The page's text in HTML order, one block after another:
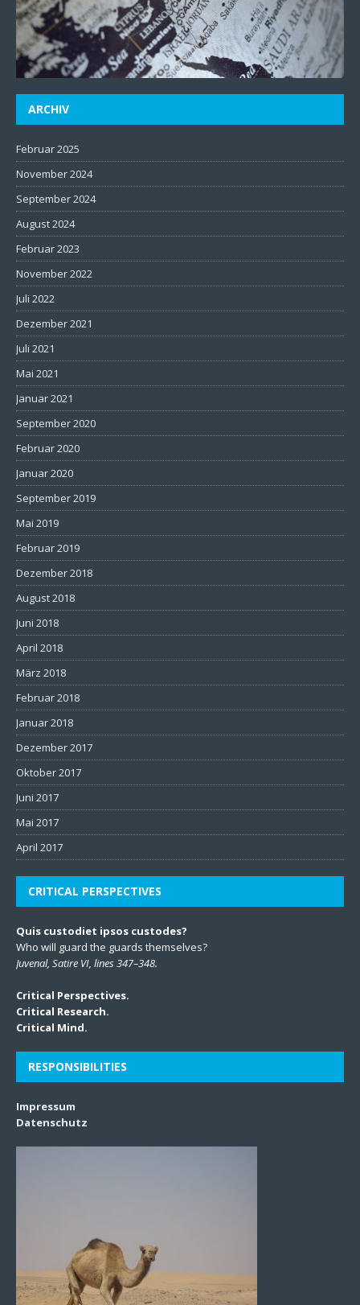
ARCHIV
Februar 2025
November 2024
September 2024
August 2024
Februar 2023
November 2022
Juli 2022
Dezember 2021
Juli 2021
Mai 2021
Januar 2021
September 2020
Februar 2020
Januar 2020
September 2019
Mai 2019
Februar 2019
Dezember 2018
August 2018
Juni 2018
April 2018
März 2018
Februar 2018
Januar 2018
Dezember 2017
Oktober 2017
Juni 2017
Mai 2017
April 2017
CRITICAL PERSPECTIVES
Quis custodiet ipsos custodes?
Who will guard the guards themselves?
Juvenal, Satire VI, lines 347–348.
Critical Perspectives.
Critical Research.
Critical Mind.
RESPONSIBILITIES
Impressum
Datenschutz